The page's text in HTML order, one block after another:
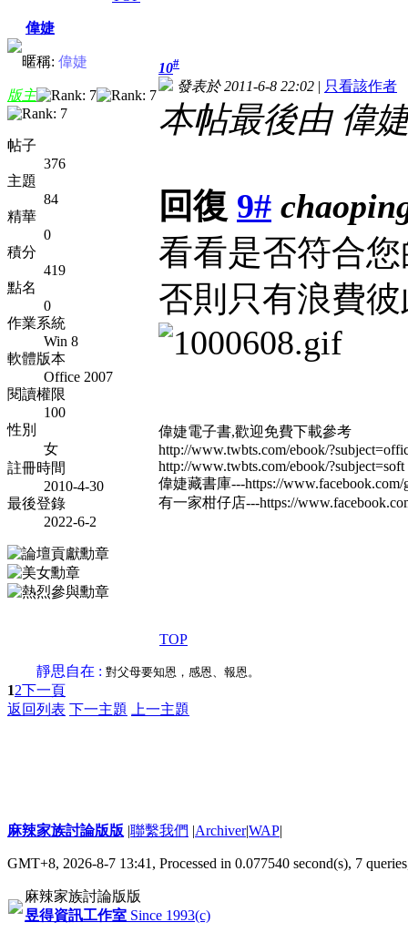
偉婕
暱稱: 偉婕
版主
帖子
376
主題
84
精華
0
積分
419
點名
0
作業系統
Win 8
軟體版本
Office 2007
閱讀權限
100
性別
女
註冊時間
2010-4-30
最後登錄
2022-6-2
10#
發表於 2011-6-8 22:02 | 只看該作者
本帖最後由 偉
回復 9#
看看是否符合
否則只有浪費
偉婕電子書,歡迎免費下載參考
http://www.twbts.com/ebook/
http://www.twbts.com/ebook/?subject=soft
偉婕藏書庫---https://www.facebook.com/
有一家柑仔店---https://
TOP
靜思自在 : 對父母要知恩，感恩、報恩。
12下一頁
返回列表 下一主題 上一主題
麻辣家族討論版版 |聯繫我們 |Archiver|WAP|
GMT+8, 2026-8-7 13:41, Processed in 0.077540 second(s), 7
麻辣家族討論版版
昱得資訊工作室 Since 1993(c)